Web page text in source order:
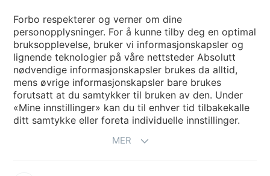
My Forbo
INFORMASJON COVID-19
Support - Ansvarsfraskrivelse
Forbo respekterer og verner om dine
personopplysninger. For å kunne tilby deg en optimal
bruksopplevelse, bruker vi informasjonskapsler og
lignende teknologier på våre nettsteder Absolutt
nødvendige informasjonskapsler brukes da alltid,
mens øvrige informasjonskapsler bare brukes
forutsatt at du samtykker til bruken av den. Under
«Mine innstillinger» kan du til enhver tid tilbakekalle
ditt samtykke eller foreta individuelle innstillinger.
MER